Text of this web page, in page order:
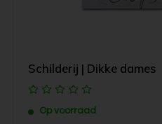
Schilderij | Dikke dames
Op voorraad